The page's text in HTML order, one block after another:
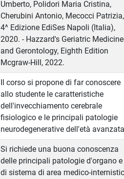
Umberto, Polidori Maria Cristina,
Cherubini Antonio, Mecocci Patrizia,
4^ Edizione EdiSes Napoli (Italia),
2020. - Hazzard's Geriatric Medicine
and Gerontology, Eighth Edition
Mcgraw-Hill, 2022.
Il corso si propone di far conoscere
allo studente le caratteristiche
dell'invecchiamento cerebrale
fisiologico e le principali patologie
neurodegenerative dell'età
Si richiede una buona conoscenza
delle principali patologie d'organo e
di sistema di area medico-